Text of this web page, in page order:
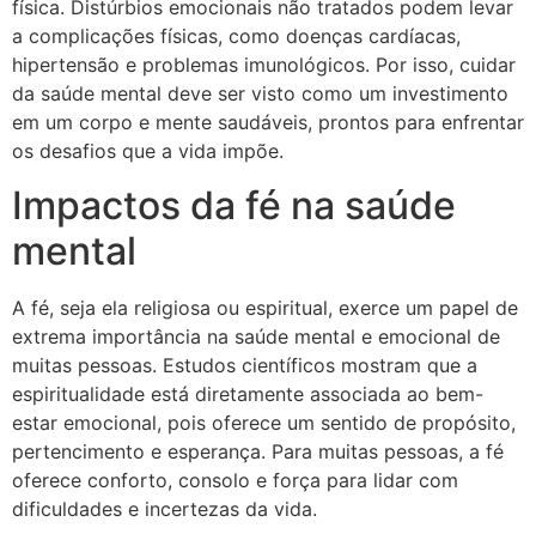
física. Distúrbios emocionais não tratados podem levar
a complicações físicas, como doenças cardíacas,
hipertensão e problemas imunológicos. Por isso, cuidar
da saúde mental deve ser visto como um investimento
em um corpo e mente saudáveis, prontos para enfrentar
os desafios que a vida impõe.
Impactos da fé na saúde
mental
A fé, seja ela religiosa ou espiritual, exerce um papel de
extrema importância na saúde mental e emocional de
muitas pessoas. Estudos científicos mostram que a
espiritualidade está diretamente associada ao bem-
estar emocional, pois oferece um sentido de propósito,
pertencimento e esperança. Para muitas pessoas, a fé
oferece conforto, consolo e força para lidar com
dificuldades e incertezas da vida.